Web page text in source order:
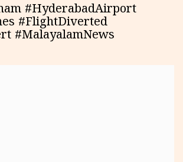
#HyderabadAirport
#FlightDiverted
#MalayalamNews